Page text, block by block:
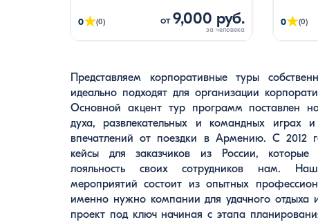
возможность познакомится с
Ереваном и отыскать сокровища. По
спрятал волшебные обереги. Спрятал
— да и позабыл, где. …
0★(0) от9,000 руб. 0★(0)
Представляем корпоративные туры
идеально подходят для организации
Основной акцент тур программ поставлен
духа, развлекательных и командных играх
впечатлений от поездки в Армению. С 2012
кейсы для заказчиков из России, которые
лояльность своих сотрудников нам.
мероприятий состоит из опытных
именно нужно компании для удачного отдыха
проект под ключ начиная с этапа
возможностей Армении и можем предложить
уникальных активностей до самых строгих и
время для корпоратива в Армении это
октябрь и ноябрь, когда погода
Армения изобилует фруктами и не очень людно
Программы корпоративного туризма в Армению
составляются индивидуально, под